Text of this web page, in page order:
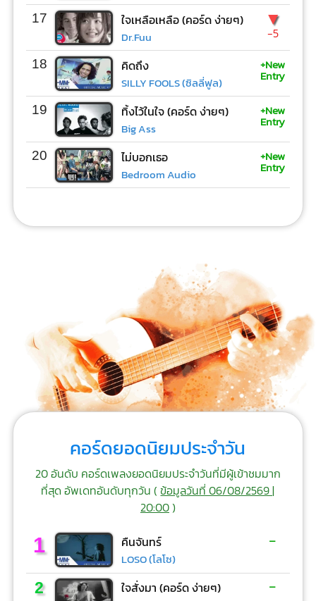
17 ใจเหลือเหลือ (คอร์ด ง่ายๆ)
Dr.Fuu
▼
-5
18 คิดถึง
SILLY FOOLS (ซิลลี่ฟูล)
+New
Entry
19 ทิ้งไว้ในใจ (คอร์ด ง่ายๆ)
Big Ass
+New
Entry
20 ไม่บอกเธอ
Bedroom Audio
+New
Entry
คอร์ดยอดนิยมประจำวัน
20 อันดับ คอร์ดเพลงยอดนิยมประจำวันที่มีผู้เข้าชมมาก
ที่สุด อัพเดทอันดับทุกวัน (ข้อมูลวันที่ 06/08/2569 |
20:00)
1 คืนจันทร์
LOSO (โลโซ)
-
2 ใจสั่งมา (คอร์ด ง่ายๆ) -